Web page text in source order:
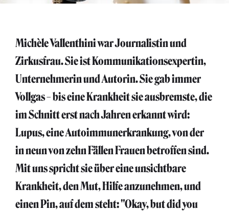
Michèle Vallenthini war Journalistin und
Zirkusfrau. Sie ist Kommunikationsexpertin,
Unternehmerin und Autorin. Sie gab immer
Vollgas – bis eine Krankheit sie ausbremste, die
im Schnitt erst nach Jahren erkannt wird:
Lupus, eine Autoimmunerkrankung, von der
in neun von zehn Fällen Frauen betroffen sind.
Mit uns spricht sie über eine unsichtbare
Krankheit, den Mut, Hilfe anzunehmen, und
einen Pin, auf dem steht: "Okay, but did you